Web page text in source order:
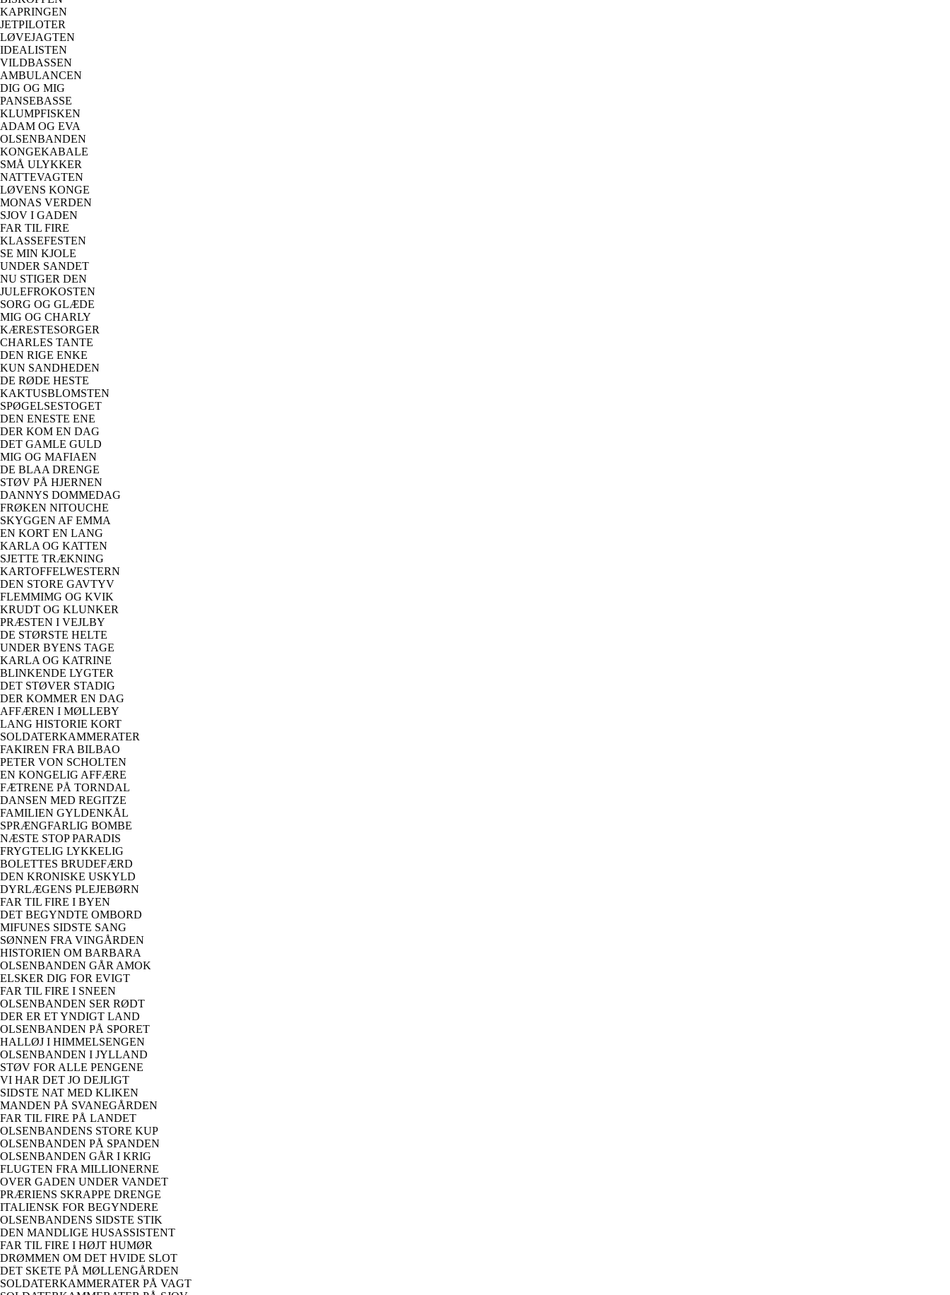
KAPRINGEN
JETPILOTER
LØVEJAGTEN
IDEALISTEN
VILDBASSEN
AMBULANCEN
DIG OG MIG
PANSEBASSE
KLUMPFISKEN
ADAM OG EVA
OLSENBANDEN
KONGEKABALE
SMÅ ULYKKER
NATTEVAGTEN
LØVENS KONGE
MONAS VERDEN
SJOV I GADEN
FAR TIL FIRE
KLASSEFESTEN
SE MIN KJOLE
UNDER SANDET
NU STIGER DEN
JULEFROKOSTEN
SORG OG GLÆDE
MIG OG CHARLY
KÆRESTESORGER
CHARLES TANTE
DEN RIGE ENKE
KUN SANDHEDEN
DE RØDE HESTE
KAKTUSBLOMSTEN
SPØGELSESTOGET
DEN ENESTE ENE
DER KOM EN DAG
DET GAMLE GULD
MIG OG MAFIAEN
DE BLAA DRENGE
STØV PÅ HJERNEN
DANNYS DOMMEDAG
FRØKEN NITOUCHE
SKYGGEN AF EMMA
EN KORT EN LANG
KARLA OG KATTEN
SJETTE TRÆKNING
KARTOFFELWESTERN
DEN STORE GAVTYV
FLEMMIMG OG KVIK
KRUDT OG KLUNKER
PRÆSTEN I VEJLBY
DE STØRSTE HELTE
UNDER BYENS TAGE
KARLA OG KATRINE
BLINKENDE LYGTER
DET STØVER STADIG
DER KOMMER EN DAG
AFFÆREN I MØLLEBY
LANG HISTORIE KORT
SOLDATERKAMMERATER
FAKIREN FRA BILBAO
PETER VON SCHOLTEN
EN KONGELIG AFFÆRE
FÆTRENE PÅ TORNDAL
DANSEN MED REGITZE
FAMILIEN GYLDENKÅL
SPRÆNGFARLIG BOMBE
NÆSTE STOP PARADIS
FRYGTELIG LYKKELIG
BOLETTES BRUDEFÆRD
DEN KRONISKE USKYLD
DYRLÆGENS PLEJEBØRN
FAR TIL FIRE I BYEN
DET BEGYNDTE OMBORD
MIFUNES SIDSTE SANG
SØNNEN FRA VINGÅRDEN
HISTORIEN OM BARBARA
OLSENBANDEN GÅR AMOK
ELSKER DIG FOR EVIGT
FAR TIL FIRE I SNEEN
OLSENBANDEN SER RØDT
DER ER ET YNDIGT LAND
OLSENBANDEN PÅ SPORET
HALLØJ I HIMMELSENGEN
OLSENBANDEN I JYLLAND
STØV FOR ALLE PENGENE
VI HAR DET JO DEJLIGT
SIDSTE NAT MED KLIKEN
MANDEN PÅ SVANEGÅRDEN
FAR TIL FIRE PÅ LANDET
OLSENBANDENS STORE KUP
OLSENBANDEN PÅ SPANDEN
OLSENBANDEN GÅR I KRIG
FLUGTEN FRA MILLIONERNE
OVER GADEN UNDER VANDET
PRÆRIENS SKRAPPE DRENGE
ITALIENSK FOR BEGYNDERE
OLSENBANDENS SIDSTE STIK
DEN MANDLIGE HUSASSISTENT
FAR TIL FIRE I HØJT HUMØR
DRØMMEN OM DET HVIDE SLOT
DET SKETE PÅ MØLLENGÅRDEN
SOLDATERKAMMERATER PÅ VAGT